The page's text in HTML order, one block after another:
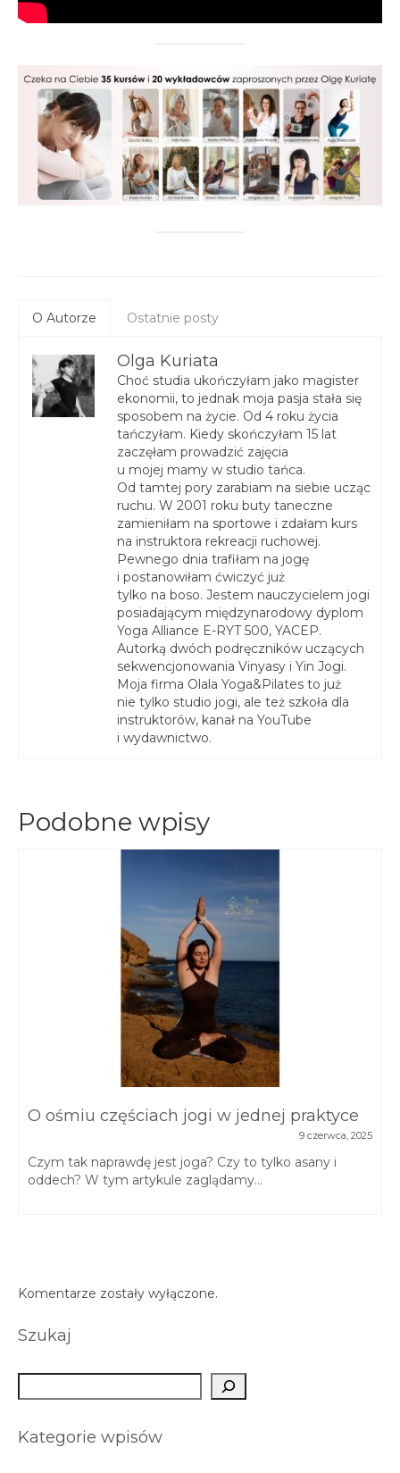
O Autorze Ostatnie posty
Olga Kuriata
Choć studia ukończyłam jako magister
ekonomii, to jednak moja pasja stała się
sposobem na życie. Od 4 roku życia
tańczyłam. Kiedy skończyłam 15 lat
zaczęłam prowadzić zajęcia
u mojej mamy w studio tańca.
Od tamtej pory zarabiam na siebie ucząc
ruchu. W 2001 roku buty taneczne
zamieniłam na sportowe i zdałam kurs
na instruktora rekreacji ruchowej.
Pewnego dnia trafiłam na jogę
i postanowiłam ćwiczyć już
tylko na boso. Jestem nauczycielem jogi
posiadającym międzynarodowy dyplom
Yoga Alliance E-RYT 500, YACEP.
Autorką dwóch podręczników uczących
sekwencjonowania Vinyasy i Yin Jogi.
Moja firma Olala Yoga&Pilates to już
nie tylko studio jogi, ale też szkoła dla
instruktorów, kanał na YouTube
i wydawnictwo.
Podobne wpisy
O ośmiu częściach jogi w jednej praktyce
9 czerwca, 2025
Czym tak naprawdę jest joga? Czy to tylko asany i
oddech? W tym artykule zaglądamy...
Komentarze zostały wyłączone.
Szukaj
Kategorie wpisów